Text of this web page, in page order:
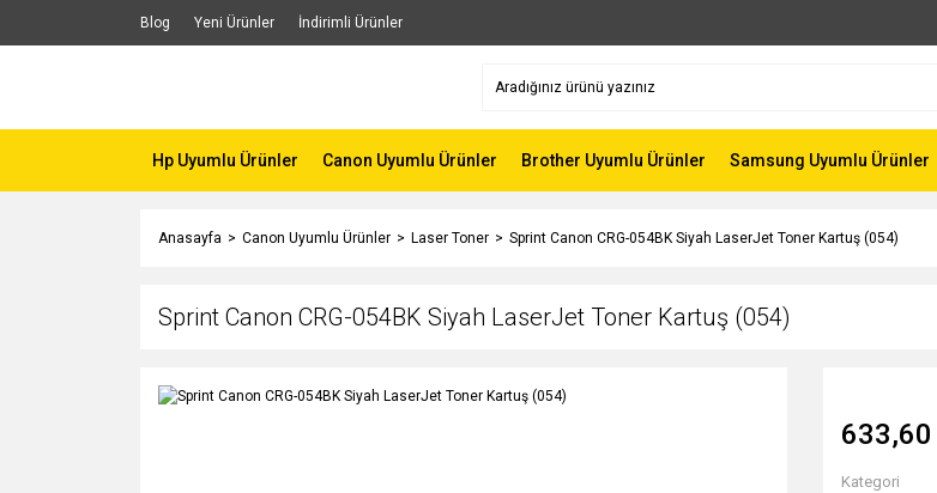
Blog Yeni Ürünler İndirimli Ürünler
Hp Uyumlu Ürünler Canon Uyumlu Ürünler Brother Uyumlu Ürünler Samsung Uyumlu Ürünler
Anasayfa Canon Uyumlu Ürünler Laser Toner Sprint Canon CRG-054BK Siyah LaserJet Toner Kartuş (054)
Sprint Canon CRG-054BK Siyah LaserJet Toner Kartuş (054)
633,60
Kategori